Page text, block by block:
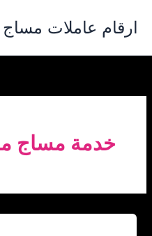
المحتوى
ارقام عاملات
خدمة مساج